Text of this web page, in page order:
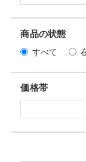
商品の状態
すべて
価格帯